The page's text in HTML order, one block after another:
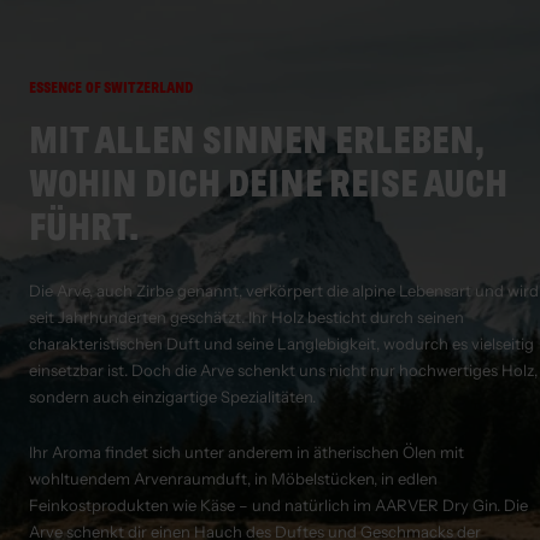
ESSENCE OF SWITZERLAND
MIT ALLEN SINNEN ERLEBEN,
WOHIN DICH DEINE REISE AUCH
FÜHRT.
Die Arve, auch Zirbe genannt, verkörpert die alpine Lebensart und wird
seit Jahrhunderten geschätzt. Ihr Holz besticht durch seinen
charakteristischen Duft und seine Langlebigkeit, wodurch es vielseitig
einsetzbar ist. Doch die Arve schenkt uns nicht nur hochwertiges Holz,
sondern auch einzigartige Spezialitäten.
Ihr Aroma findet sich unter anderem in ätherischen Ölen mit
wohltuendem Arvenraumduft, in Möbelstücken, in edlen
Feinkostprodukten wie Käse – und natürlich im AARVER Dry Gin. Die
Arve schenkt dir einen Hauch des Duftes und Geschmacks der